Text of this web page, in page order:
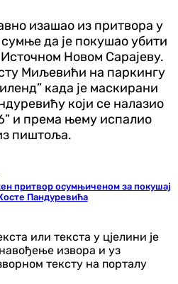
изашао из притвора у
сумње да је покушао убити
Новом Сарајеву.
Миљевићи на паркингу
када је маскирани
који се налазио
и према њему испалио
пиштоља.
притвор осумњиченом за покушај
Пандуревића
или текста у цјелини је
извора и уз
тексту на порталу